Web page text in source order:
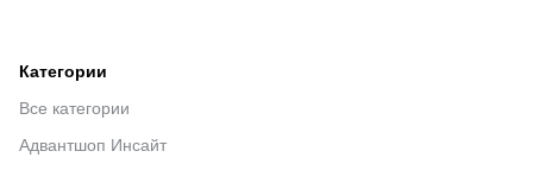
Категории
Все категории
Адвантшоп Инсайт